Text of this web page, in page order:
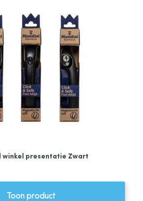
winkel presentatie Zwart
Toon product